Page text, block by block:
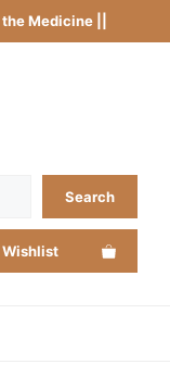
Medicine ||
Search
Wishlist